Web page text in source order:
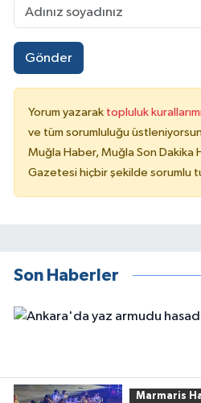
Gönder
Yorum yazarak topluluk
ve tüm sorumluluğu
Muğla Haber, Muğla Son Dakika
Gazetesi hiçbir şekilde sorumlu
Son Haberler
Marmaris